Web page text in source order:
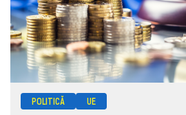
POLITICĂ UE